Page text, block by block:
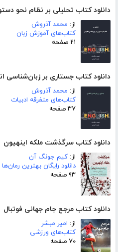
دانلود کتاب تحلیلی بر نظام نحو
از: محمد آذروش
کتاب‌های آموزش زبان
۲۱ صفحه
دانلود کتاب جستاری بر زبان‌شناسی
از: محمد آذروش
کتاب‌های متفرقه ادبیات
۳۷ صفحه
دانلود کتاب سرگذشت ملکه اینهیون
از: کیم جونگ آن
دانلود رایگان بهترین رمان‌ها
۹۳ صفحه
دانلود کتاب مرجع جام جهانی فوتبال
از: امیر مبشر
کتاب‌های ورزشی
۷۰ صفحه